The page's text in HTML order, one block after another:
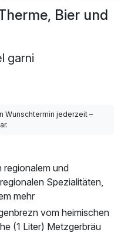
Bier und
garni
Wunschtermin jederzeit –
und
Spezialitäten,
mehr
vom heimischen
(1 Liter) Metzgerbräu